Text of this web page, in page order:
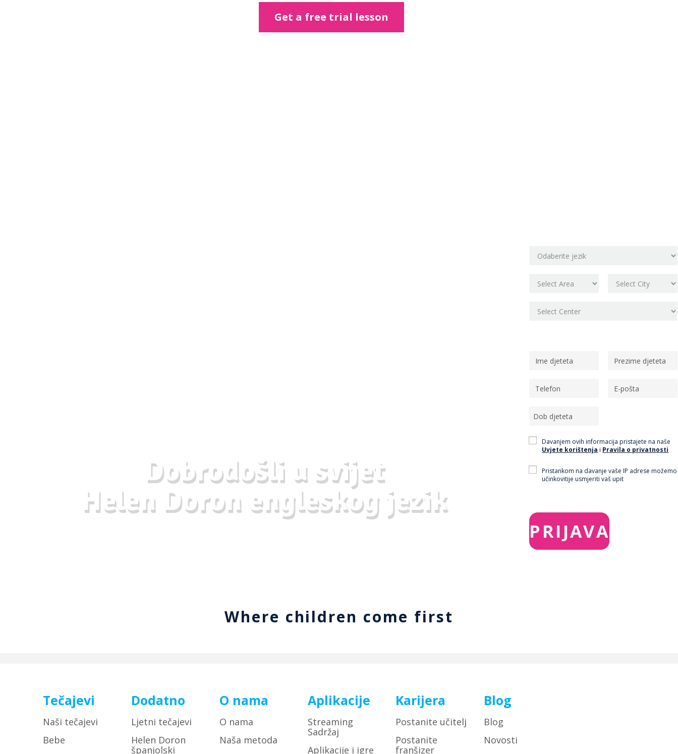
b
t
t
t
s
e
Get a free trial lesson
Dobrodošli u svijet
Helen Doron engleskog jezik
Davanjem ovih informacija pristajete na naše
Uvjete korištenja i Pravila o privatnosti
Pristankom na davanje vaše IP adrese možemo
učinkovitije usmjeriti vaš upit
Where children come first
Tečajevi
Naši tečajevi
Bebe
Dodatno
Ljetni tečajevi
Helen Doron
španjolski
O nama
O nama
Naša metoda
Aplikacije
Streaming
Sadržaj
Aplikacije i igre
Karijera
Postanite učitelj
Postanite
franšizer
Blog
Blog
Novosti